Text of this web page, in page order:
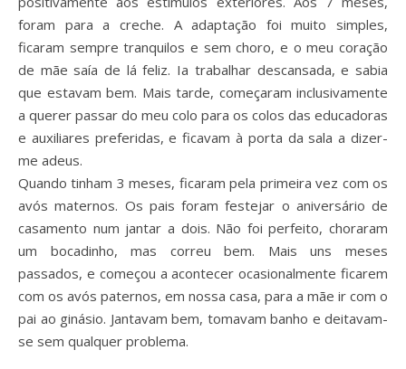
foram para a creche. A adaptação foi muito simples,
ficaram sempre tranquilos e sem choro, e o meu coração
de mãe saía de lá feliz. Ia trabalhar descansada, e sabia
que estavam bem. Mais tarde, começaram inclusivamente
a querer passar do meu colo para os colos das educadoras
e auxiliares preferidas, e ficavam à porta da sala a dizer-
me adeus.
Quando tinham 3 meses, ficaram pela primeira vez com os
avós maternos. Os pais foram festejar o aniversário de
casamento num jantar a dois. Não foi perfeito, choraram
um bocadinho, mas correu bem. Mais uns meses
passados, e começou a acontecer ocasionalmente ficarem
com os avós paternos, em nossa casa, para a mãe ir com o
pai ao ginásio. Jantavam bem, tomavam banho e deitavam-
se sem qualquer problema.